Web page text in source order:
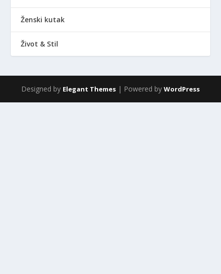
Ženski kutak
Život & Stil
Designed by Elegant Themes | Powered by WordPress